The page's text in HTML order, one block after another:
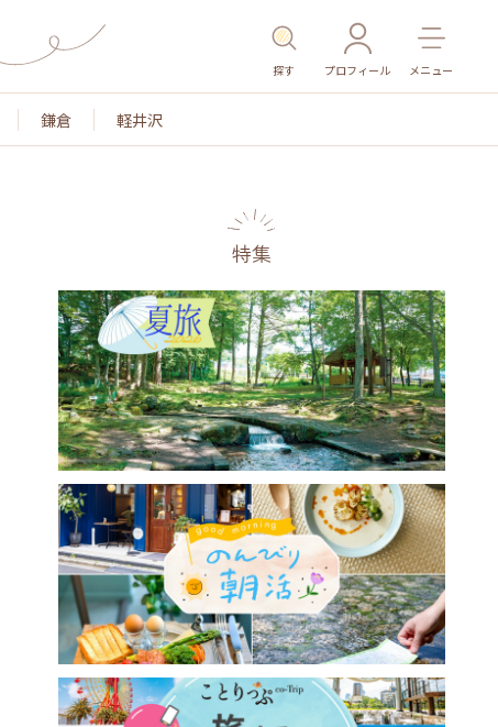
探す プロフィール メニュー
鎌倉 軽井沢
名所・旧跡 温泉・スパ その他施設
特集